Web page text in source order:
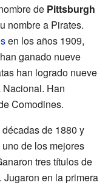
de Pittsburgh
nombre a Pirates.
en los años 1909,
ganado nueve
han logrado nueve
Han
Comodines.
de 1880 y
de los mejores
tres títulos de
en la primera